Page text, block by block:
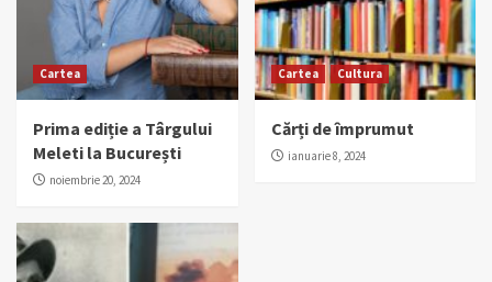
Cartea
Prima ediție a Târgului
Meleti la București
noiembrie 20, 2024
Cartea Cultura
Cărți de împrumut
ianuarie 8, 2024